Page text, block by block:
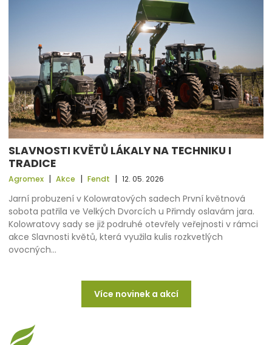
SLAVNOSTI KVĚTŮ LÁKALY NA TECHNIKU I
TRADICE
Agromex | Akce | Fendt | 12. 05. 2026
Jarní probuzení v Kolowratových sadech První květnová
sobota patřila ve Velkých Dvorcích u Přimdy oslavám jara.
Kolowratovy sady se již podruhé otevřely veřejnosti v rámci
akce Slavnosti květů, která využila kulis rozkvetlých
ovocných…
Více novinek a akcí